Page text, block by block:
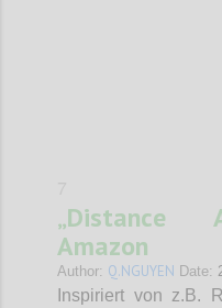
„Distance
Amazon
Author: Q.NGUYEN Date:
Inspiriert von z.B.